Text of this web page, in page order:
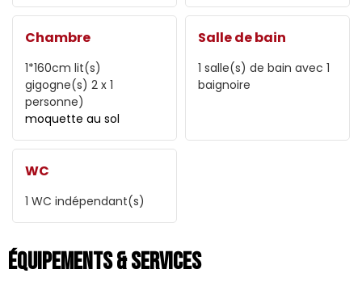
Chambre
1*160cm lit(s)
gigogne(s) 2 x 1
personne)
moquette au sol
Salle de bain
1 salle(s) de bain avec 1
baignoire
WC
1 WC indépendant(s)
Équipements & Services